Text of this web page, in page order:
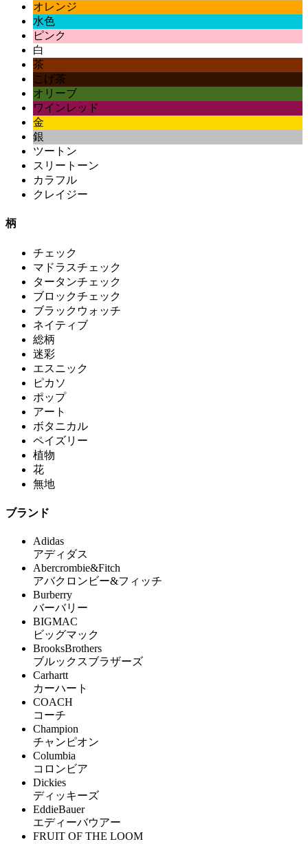
オレンジ
水色
ピンク
白
茶
こげ茶
オリーブ
ワインレッド
金
銀
ツートン
スリートーン
カラフル
クレイジー
柄
チェック
マドラスチェック
タータンチェック
ブロックチェック
ブラックウォッチ
ネイティブ
総柄
迷彩
エスニック
ピカソ
ポップ
アート
ボタニカル
ペイズリー
植物
花
無地
ブランド
Adidas
アディダス
Abercrombie&Fitch
アバクロンビー&フィッチ
Burberry
バーバリー
BIGMAC
ビッグマック
BrooksBrothers
ブルックスブラザーズ
Carhartt
カーハート
COACH
コーチ
Champion
チャンピオン
Columbia
コロンビア
Dickies
ディッキーズ
EddieBauer
エディーバウアー
FRUIT OF THE LOOM